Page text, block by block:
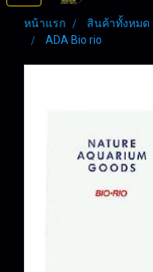
หน้าแรก สินค้าทั้งหมด
ADA Bio rio